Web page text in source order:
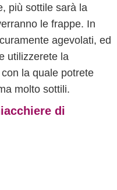
più sottile sarà la
le frappe. In
agevolati, ed
utilizzerete la
la quale potrete
molto sottili.
di